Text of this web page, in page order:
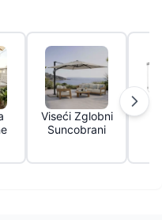
Viseći Zglobni
Suncobrani